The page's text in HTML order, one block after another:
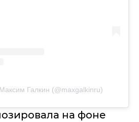
Галкин (@maxgalkinru)
на фоне